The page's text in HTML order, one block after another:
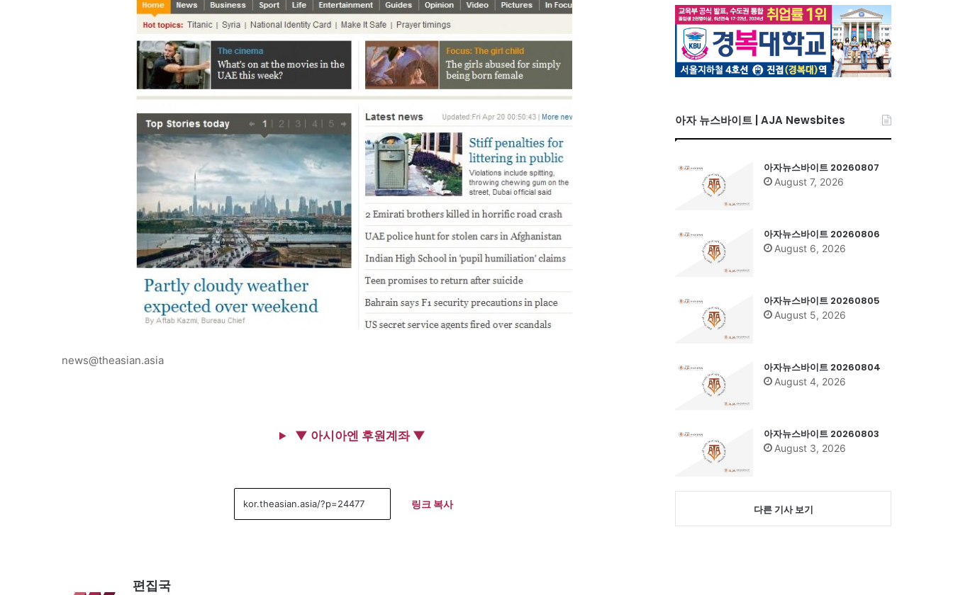
news@theasian.asia
▼ 아시아엔 후원계좌 ▼
링크 복사
편집국
아자 뉴스바이트 | AJA Newsbites
아자뉴스바이트 20260807
August 7, 2026
아자뉴스바이트 20260806
August 6, 2026
아자뉴스바이트 20260805
August 5, 2026
아자뉴스바이트 20260804
August 4, 2026
아자뉴스바이트 20260803
August 3, 2026
다른 기사 보기